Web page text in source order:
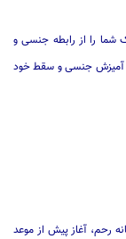
را از رابطه جنسی و
آمیزش جنسی و سقط خود
رحم، آغاز پیش از موعد